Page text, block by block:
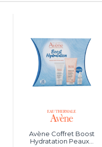
Avène Coffret Boost
Hydratation Peaux...